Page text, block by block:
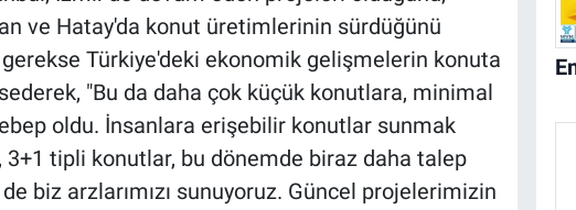
ve Hatay'da konut üretimlerinin sürdüğünü
Türkiye'deki ekonomik gelişmelerin konuta
"Bu da daha çok küçük konutlara, minimal
oldu. İnsanlara erişebilir konutlar sunmak
3+1 tipli konutlar, bu dönemde biraz daha talep
biz arzlarımızı sunuyoruz. Güncel projelerimizin